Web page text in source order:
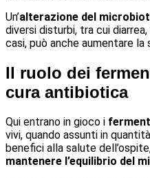
Un’alterazione del
diversi disturbi, tra cui
casi, può anche aumentare
Il ruolo dei
cura antibiotica
Qui entrano in gioco i
vivi, quando assunti in
benefici alla salute
mantenere l’equilibrio del